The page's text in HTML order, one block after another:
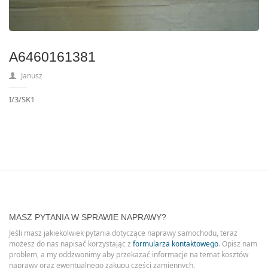
A6460161381
Janusz
I/3/SK1
MASZ PYTANIA W SPRAWIE NAPRAWY?
Jeśli masz jakiekolwiek pytania dotyczące naprawy samochodu, teraz
możesz do nas napisać korzystając z formularza kontaktowego. Opisz nam
problem, a my oddzwonimy aby przekazać informacje na temat kosztów
naprawy oraz ewentualnego zakupu części zamiennych.